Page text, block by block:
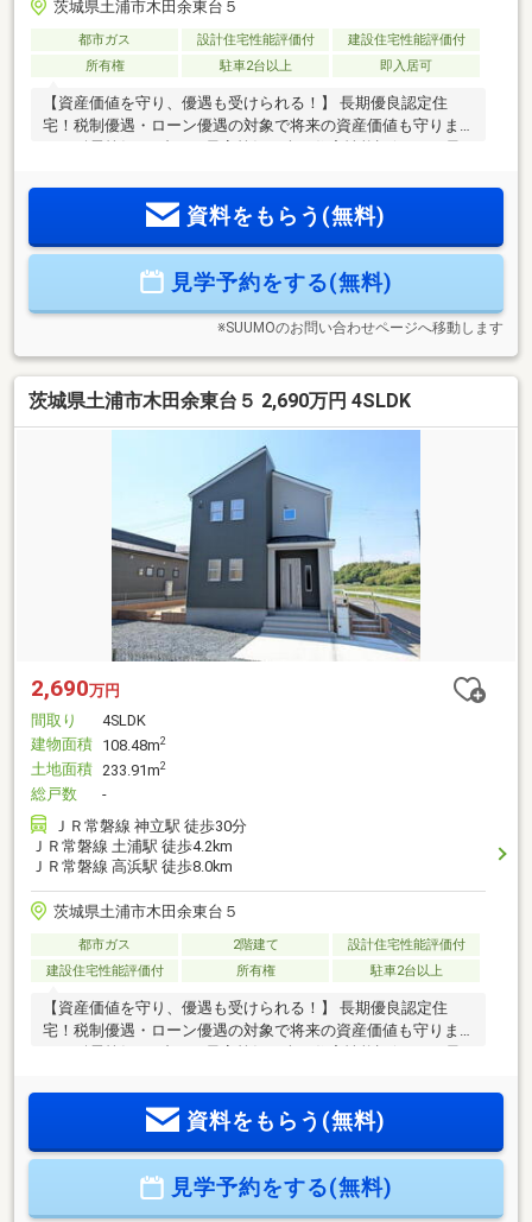
茨城県土浦市木田余東台５
都市ガス 設計住宅性能評価付
建設住宅性能評価付
所有権
駐車2台以上 即入居可
【資産価値を守り、優遇も受けられる！】 長期優良認定住
宅！税制優遇・ローン優遇の対象で将来の資産価値も守りま
得！建物は最長35年（条件あり）、地盤は20年という長期保
証で安心です！「すべて揃った理想の住まい」を、無理のな
像もご覧になれます(^_^)お電話いただければ本日のご案内も可
資料をもらう(無料)
見学予約をする(無料)
※SUUMOのお問い合わせページへ移動します
茨城県土浦市木田余東台５ 2,690万円 4SLDK
2,690万円
間取り
4SLDK
建物面積 108.48m2
土地面積 233.91m2
総戸数
-
ＪＲ常磐線 神立駅 徒歩30分
ＪＲ常磐線 土浦駅 徒歩4.2km
ＪＲ常磐線 高浜駅 徒歩8.0km
茨城県土浦市木田余東台５
都市ガス 2階建て
設計住宅性能評価付
建設住宅性能評価付
所有権 駐車2台以上
【資産価値を守り、優遇も受けられる！】 長期優良認定住
宅！税制優遇・ローン優遇の対象で将来の資産価値も守りま
得！建物は最長35年（条件あり）、地盤は20年という長期保
証で安心です！「すべて揃った理想の住まい」を、無理のな
像もご覧になれます(^_^)お電話いただければ本日のご案内も可
能です♪お気軽にお問い合わせください！
資料をもらう(無料)
見学予約をする(無料)